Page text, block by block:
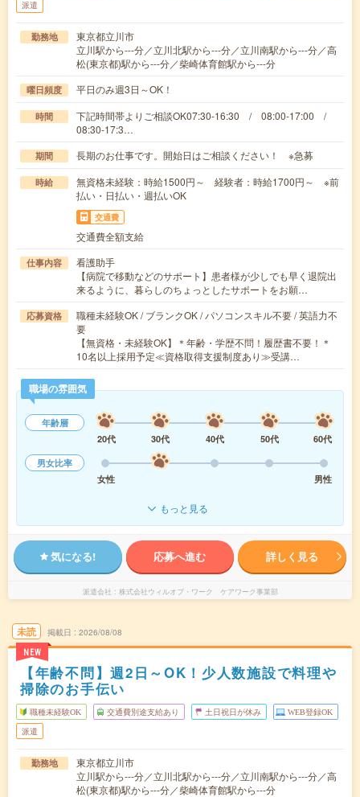
派遣
勤務地
東京都立川市
立川駅から---分／立川北駅から---分／立川南駅から---分／高
松(東京都)駅から---分／柴崎体育館駅から---分
曜日頻度 平日のみ週3日～OK！
時間
下記時間帯よりご相談OK07:30-16:30 / 08:00-17:00 /
08:30-17:3…
期間 長期のお仕事です。開始日はご相談ください！ ※急募
時給
無資格未経験：時給1500円～ 経験者：時給1700円～ ※前
払い・日払い・週払いOK
交通費
交通費全額支給
仕事内容
看護助手
【病院で移動などのサポート】患者様が少しでも早く退院出
来るように、暮らしのちょっとしたサポートをお願…
応募資格
職種未経験OK / ブランクOK / パソコンスキル不要 / 英語力不
要
【無資格・未経験OK】＊年齢・学歴不問！履歴書不要！＊
10名以上採用予定≪資格取得支援制度あり≫受講…
職場の雰囲気
年齢層
20代
30代 40代 50代
60代
男女比率
女性
男性
もっと見る
気になる! 応募へ進む 詳しく見る
派遣会社 株式会社ウィルオブ・ワーク ケアワーク事業部
未読
NEW
掲載日 2026/08/08
【年齢不問】週2日～OK！少人数施設で料理や
掃除のお手伝い
職種未経験OK 交通費別途支給あり 土日祝日が休み WEB登録OK
派遣
勤務地
東京都立川市
立川駅から---分／立川北駅から---分／立川南駅から---分／高
松(東京都)駅から---分／柴崎体育館駅から---分